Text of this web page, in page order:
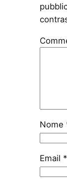
Nome
Email *